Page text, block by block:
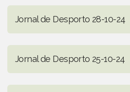
Jornal de Desporto 28-10-24
Jornal de Desporto 25-10-24